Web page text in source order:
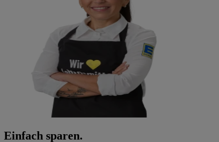
Einfach sparen.